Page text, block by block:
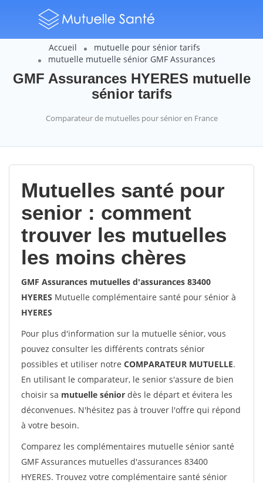
Accueil
mutuelle pour sénior tarifs
mutuelle mutuelle sénior GMF Assurances
GMF Assurances HYERES mutuelle
sénior tarifs
Comparateur de mutuelles pour sénior en France
Mutuelles santé pour
senior : comment
trouver les mutuelles
les moins chères
GMF Assurances mutuelles d'assurances 83400
HYERES Mutuelle complémentaire santé pour sénior à
HYERES
Pour plus d'information sur la mutuelle sénior, vous
pouvez consulter les différents contrats sénior
possibles et utiliser notre COMPARATEUR MUTUELLE.
En utilisant le comparateur, le senior s'assure de bien
choisir sa mutuelle sénior dès le départ et évitera les
déconvenues. N'hésitez pas à trouver l'offre qui répond
à votre besoin.
Comparez les complémentaires mutuelle sénior santé
GMF Assurances mutuelles d'assurances 83400
HYERES. Trouvez votre complémentaire santé sénior